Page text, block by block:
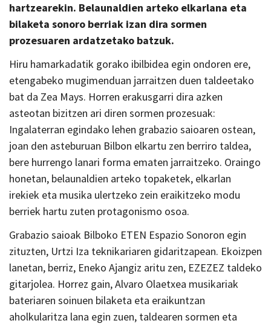
hartzearekin. Belaunaldien arteko elkarlana eta
bilaketa sonoro berriak izan dira sormen
prozesuaren ardatzetako batzuk.
Hiru hamarkadatik gorako ibilbidea egin ondoren ere,
etengabeko mugimenduan jarraitzen duen taldeetako
bat da Zea Mays. Horren erakusgarri dira azken
asteotan bizitzen ari diren sormen prozesuak:
Ingalaterran egindako lehen grabazio saioaren ostean,
joan den asteburuan Bilbon elkartu zen berriro taldea,
bere hurrengo lanari forma ematen jarraitzeko. Oraingo
honetan, belaunaldien arteko topaketek, elkarlan
irekiek eta musika ulertzeko zein eraikitzeko modu
berriek hartu zuten protagonismo osoa.
Grabazio saioak Bilboko ETEN Espazio Sonoron egin
zituzten, Urtzi Iza teknikariaren gidaritzapean. Ekoizpen
lanetan, berriz, Eneko Ajangiz aritu zen, EZEZEZ taldeko
gitarjolea. Horrez gain, Alvaro Olaetxea musikariak
bateriaren soinuen bilaketa eta eraikuntzan
aholkularitza lana egin zuen, taldearen sormen eta